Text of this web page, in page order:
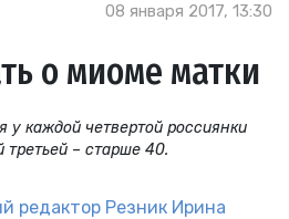
08 января 2017, 13:30
о миоме матки
у каждой четвертой россиянки
– старше 40.
редактор Резник Ирина